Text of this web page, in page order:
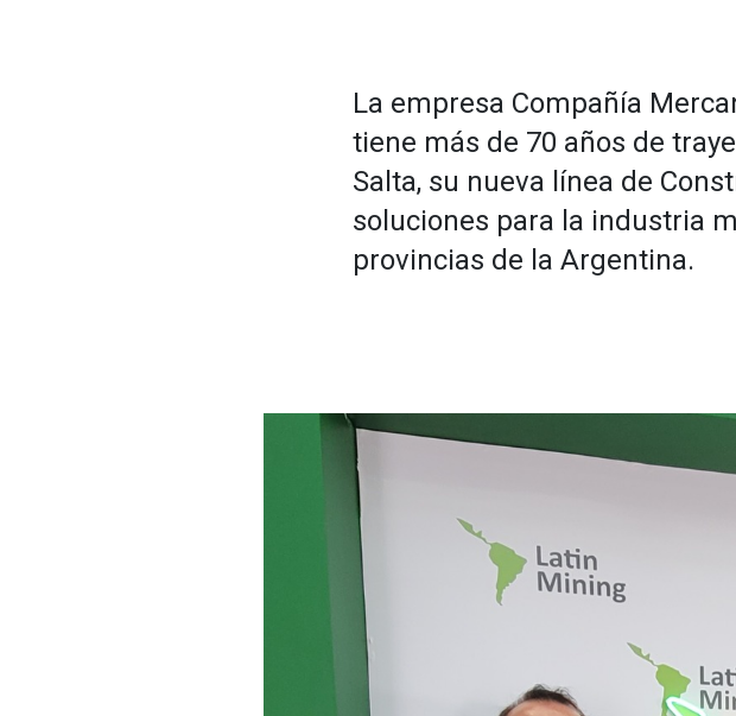
La empresa Compañía
tiene más de 70 años de
Salta, su nueva línea de
soluciones para la industria
provincias de la Argentina.